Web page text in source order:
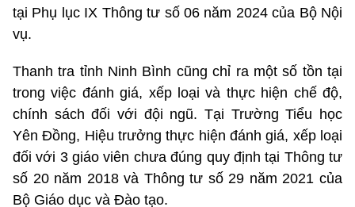
tại Phụ lục IX Thông tư số 06 năm 2024 của Bộ Nội
vụ.
Thanh tra tỉnh Ninh Bình cũng chỉ ra một số tồn tại
trong việc đánh giá, xếp loại và thực hiện chế độ,
chính sách đối với đội ngũ. Tại Trường Tiểu học
Yên Đồng, Hiệu trưởng thực hiện đánh giá, xếp loại
đối với 3 giáo viên chưa đúng quy định tại Thông tư
số 20 năm 2018 và Thông tư số 29 năm 2021 của
Bộ Giáo dục và Đào tạo.